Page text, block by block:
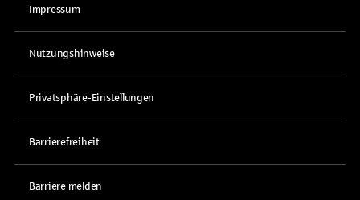
Impressum
Nutzungshinweise
Privatsphäre-Einstellungen
Barrierefreiheit
Barriere melden